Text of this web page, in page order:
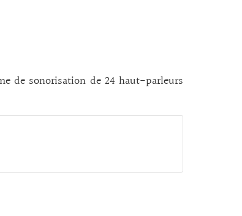
de sonorisation de 24 haut-parleurs